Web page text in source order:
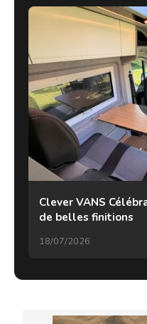
Clever VANS
de belles finitions
18/07/2026